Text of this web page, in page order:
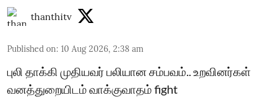
thanthitv
Published on: 10 Aug 2026, 2:38 am
புலி தாக்கி முதியவர் பலியான சம்பவம்.. உறவினர்கள்
வனத்துறையிடம் வாக்குவாதம் fight